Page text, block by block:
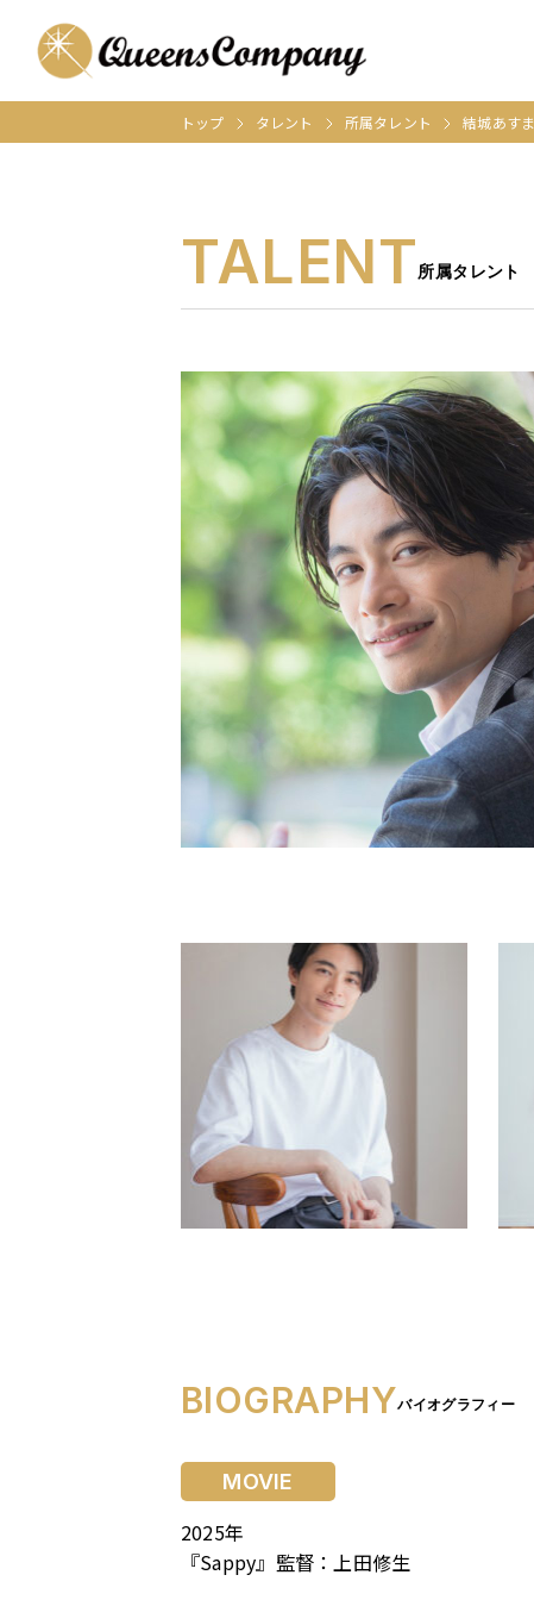
トップ タレント 所属タレント 結城あすま
TALENT所属タレント
BIOGRAPHYバイオグラフィー
MOVIE
2025年
『Sappy』監督：上田修生